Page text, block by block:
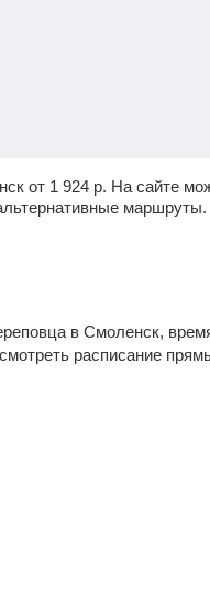
от 1 924 р. На сайте
маршруты.
в Смоленск,
расписание